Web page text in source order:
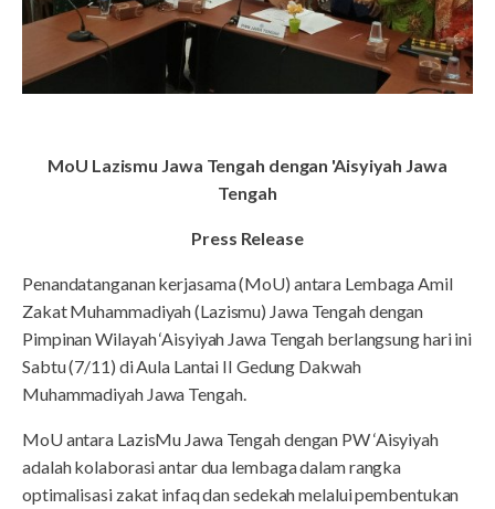
MoU Lazismu Jawa Tengah dengan 'Aisyiyah Jawa
Tengah
Press Release
Penandatanganan kerjasama (MoU) antara Lembaga Amil
Zakat Muhammadiyah (Lazismu) Jawa Tengah dengan
Pimpinan Wilayah ‘Aisyiyah Jawa Tengah berlangsung hari ini
Sabtu (7/11) di Aula Lantai II Gedung Dakwah
Muhammadiyah Jawa Tengah.
MoU antara LazisMu Jawa Tengah dengan PW ‘Aisyiyah
adalah kolaborasi antar dua lembaga dalam rangka
optimalisasi zakat infaq dan sedekah melalui pembentukan